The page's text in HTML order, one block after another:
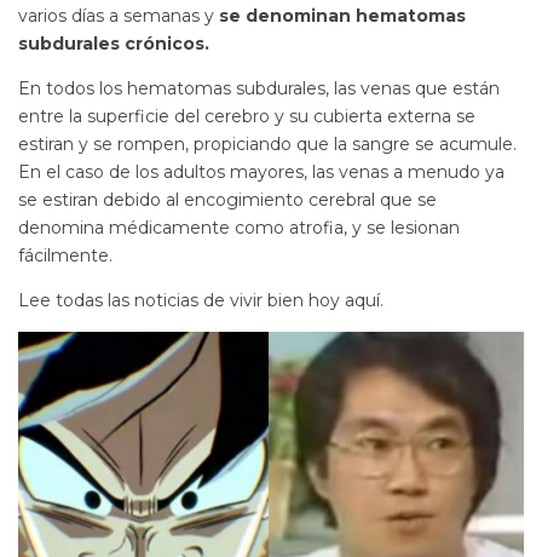
varios días a semanas y se denominan hematomas
subdurales crónicos.
En todos los hematomas subdurales, las venas que están
entre la superficie del cerebro y su cubierta externa se
estiran y se rompen, propiciando que la sangre se acumule.
En el caso de los adultos mayores, las venas a menudo ya
se estiran debido al encogimiento cerebral que se
denomina médicamente como atrofia, y se lesionan
fácilmente.
Lee todas las noticias de vivir bien hoy aquí.